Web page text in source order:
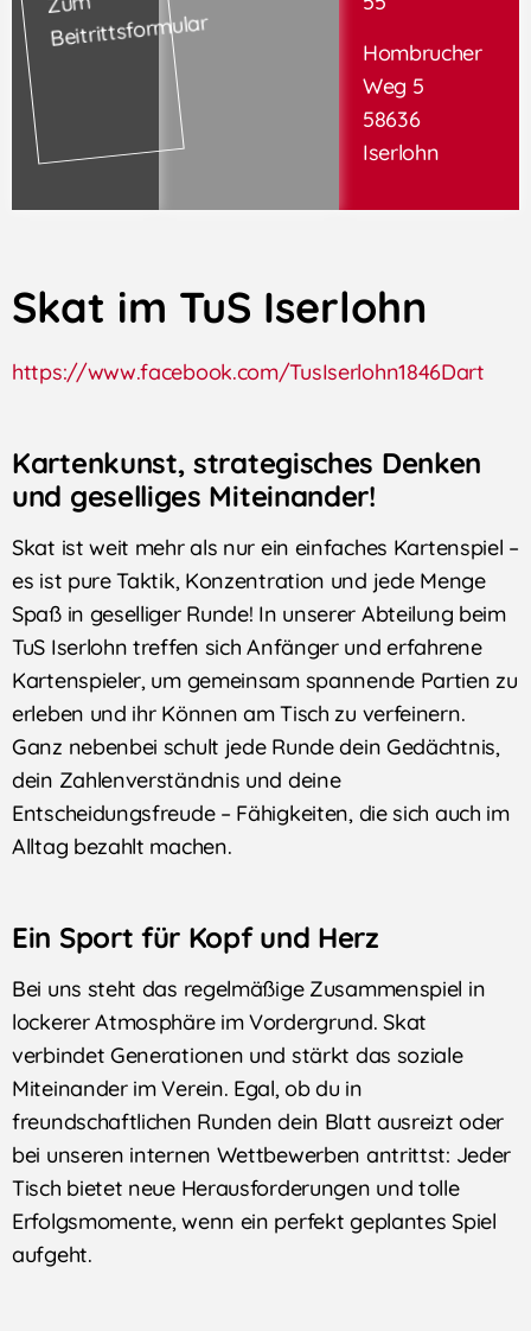
Hombrucher
Weg 5
58636
Iserlohn
Beitrittsformular
Skat im TuS Iserlohn
https://www.facebook.com/TusIserlohn1846Dart
Kartenkunst, strategisches Denken
und geselliges Miteinander!
Skat ist weit mehr als nur ein einfaches Kartenspiel –
es ist pure Taktik, Konzentration und jede Menge
Spaß in geselliger Runde! In unserer Abteilung beim
TuS Iserlohn treffen sich Anfänger und erfahrene
Kartenspieler, um gemeinsam spannende Partien zu
erleben und ihr Können am Tisch zu verfeinern.
Ganz nebenbei schult jede Runde dein Gedächtnis,
dein Zahlenverständnis und deine
Entscheidungsfreude – Fähigkeiten, die sich auch im
Alltag bezahlt machen.
Ein Sport für Kopf und Herz
Bei uns steht das regelmäßige Zusammenspiel in
lockerer Atmosphäre im Vordergrund. Skat
verbindet Generationen und stärkt das soziale
Miteinander im Verein. Egal, ob du in
freundschaftlichen Runden dein Blatt ausreizt oder
bei unseren internen Wettbewerben antrittst: Jeder
Tisch bietet neue Herausforderungen und tolle
Erfolgsmomente, wenn ein perfekt geplantes Spiel
aufgeht.